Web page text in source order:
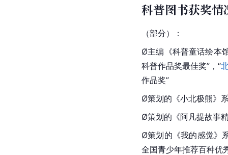
科普图书获奖情
（部分）：
Ø主编《科普童话绘本
科普作品奖最佳奖”，“
作品奖”
Ø策划的《小北极熊》
Ø策划的《阿凡提故事
Ø策划的《我的感觉》
全国青少年推荐百种优